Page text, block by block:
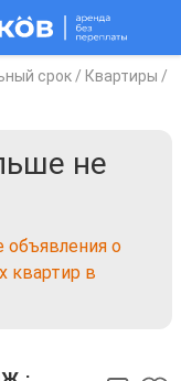
срок / Квартиры /
не
объявления о
квартир в